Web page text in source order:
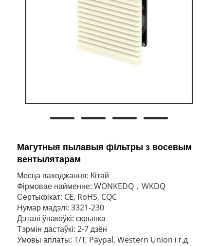
Магутныя пылавыя фільтры з восевым
вентылятарам
Месца паходжання: Кітай
Фірмовае найменне: WONKEDQ，WKDQ
Сертыфікат: CE, RoHS, CQC
Нумар мадэлі: 3321-230
Дэталі ўпакоўкі: скрынка
Тэрмін дастаўкі: 2-7 дзён
Умовы аплаты: T/T, Paypal, Western Union і г.д